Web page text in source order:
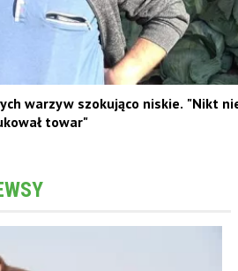
warzyw szokująco niskie. "Nikt
towar"